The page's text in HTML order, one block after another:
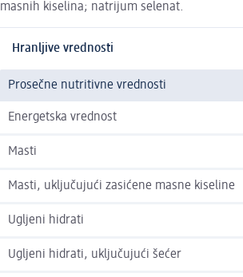
masnih kiselina; natrijum selenat.
Hranljive vrednosti
Prosečne nutritivne vrednosti
Energetska vrednost
Masti
Masti, uključujući zasićene masne kiseline
Ugljeni hidrati
Ugljeni hidrati, uključujući šećer